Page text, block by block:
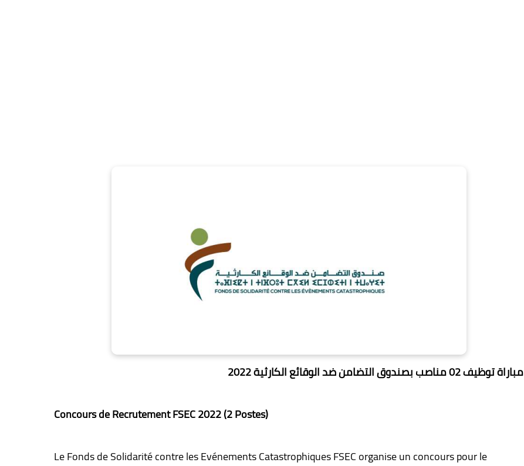
مباراة توظيف 02 مناصب بصندوق التضامن ضد الوقائع الكارثية 2022
Concours de Recrutement FSEC 2022 (2 Postes)
Le Fonds de Solidarité contre les Evénements Catastrophiques FSEC organise un concours pour le